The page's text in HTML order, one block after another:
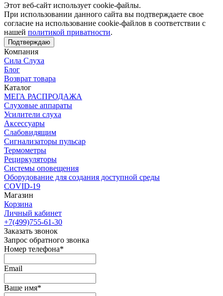
Этот веб-сайт использует cookie-файлы.
При использовании данного сайта вы подтверждаете свое
согласие на использование cookie-файлов в соответствии с
нашей политикой приватности.
Подтверждаю
Компания
Сила Слуха
Блог
Возврат товара
Каталог
МЕГА РАСПРОДАЖА
Слуховые аппараты
Усилители слуха
Аксессуары
Слабовидящим
Сигнализаторы пульсар
Термометры
Рециркуляторы
Cистемы оповещения
Оборудование для создания доступной среды
COVID-19
Магазин
Корзина
Личный кабинет
+7(499)755-61-30
Заказать звонок
Запрос обратного звонка
Номер телефона*
Email
Ваше имя*